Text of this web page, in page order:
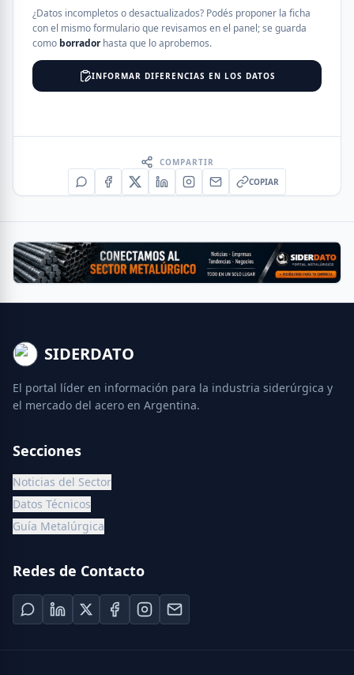
¿Datos incompletos o desactualizados? Podés proponer la ficha
con el mismo formulario que revisamos en el panel; se guarda
como borradorhasta que lo aprobemos.
INFORMAR DIFERENCIAS EN LOS DATOS
COMPARTIR
COPIAR
SIDERDATO
El portal líder en información para la industria siderúrgica y
el mercado del acero en Argentina.
Secciones
Noticias del Sector
Datos Técnicos
Guía Metalúrgica
Redes de Contacto